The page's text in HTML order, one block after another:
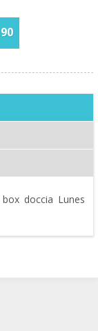
doccia Lunes